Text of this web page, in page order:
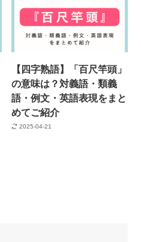
【四字熟語】「百尺竿頭」
の意味は？対義語・類義
語・例文・英語表現をまと
めてご紹介
2025-04-21